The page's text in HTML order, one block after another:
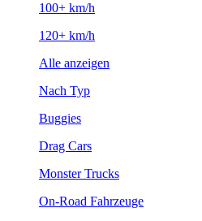
100+ km/h
120+ km/h
Alle anzeigen
Nach Typ
Buggies
Drag Cars
Monster Trucks
On-Road Fahrzeuge